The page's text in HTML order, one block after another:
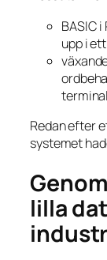
BASIC
upp i
Redan efter
systemet
lilla